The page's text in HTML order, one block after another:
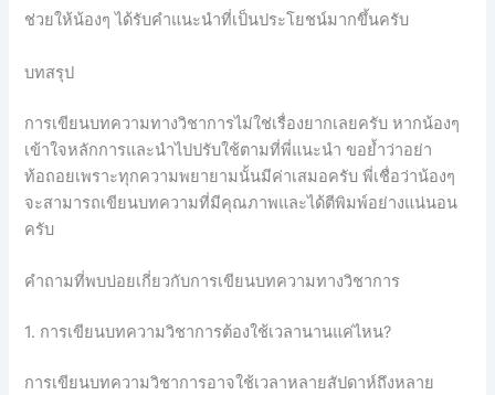
ช่วยให้น้องๆ ได้รับคำแนะนำที่เป็นประโยชน์มากขึ้นครับ
บทสรุป
การเขียนบทความทางวิชาการไม่ใช่เรื่องยากเลยครับ หากน้องๆ
เข้าใจหลักการและนำไปปรับใช้ตามที่พี่แนะนำ ขอย้ำว่าอย่า
ท้อถอยเพราะทุกความพยายามนั้นมีค่าเสมอครับ พี่เชื่อว่าน้องๆ
จะสามารถเขียนบทความที่มีคุณภาพและได้ตีพิมพ์อย่างแน่นอน
ครับ
คำถามที่พบบ่อยเกี่ยวกับการเขียนบทความทางวิชาการ
1. การเขียนบทความวิชาการต้องใช้เวลานานแค่ไหน?
การเขียนบทความวิชาการอาจใช้เวลาหลายสัปดาห์ถึงหลาย